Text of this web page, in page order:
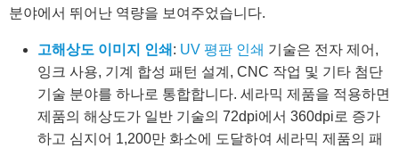
분야에서 뛰어난 역량을 보여주었습니다.
고해상도 이미지 인쇄 : UV 평판 인쇄 기술은 전자 제어,
잉크 사용, 기계 합성 패턴 설계, CNC 작업 및 기타 첨단
기술 분야를 하나로 통합합니다. 세라믹 제품을 적용하면
제품의 해상도가 일반 기술의 72dpi에서 360dpi로 증가
하고 심지어 1,200만 화소에 도달하여 세라믹 제품의 패